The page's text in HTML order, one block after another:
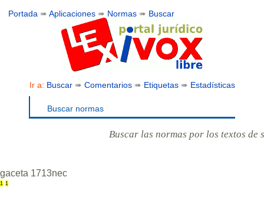
Portada ➠Aplicaciones ➠ Normas ➠ Buscar
Ir a: Buscar➠ Comentarios➠ Etiquetas➠ Estadísticas
Buscar normas
Buscar las normas por los textos de
gaceta 1713nec
1 1